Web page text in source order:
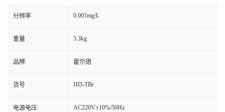
分辨率 0.001mg/L
重量 5.3kg
品牌 霍尔德
货号 HD-TBr
电源电压 AC220V±10%/50Hz